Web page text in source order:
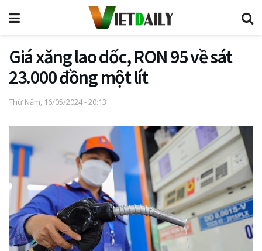
Giá xăng lao dốc, RON 95 về sát
23.000 đồng một lít
Thứ Năm, 16/05/2024 - 20:13